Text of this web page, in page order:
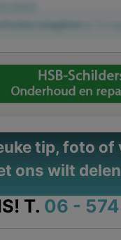
tip, foto of
ons wilt
T. 06 - 574